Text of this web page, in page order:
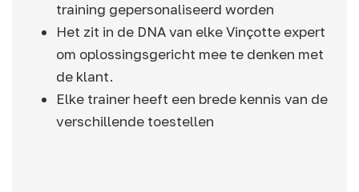
training gepersonaliseerd worden
Het zit in de DNA van elke Vinçotte expert
om oplossingsgericht mee te denken met
de klant.
Elke trainer heeft een brede kennis van de
verschillende toestellen